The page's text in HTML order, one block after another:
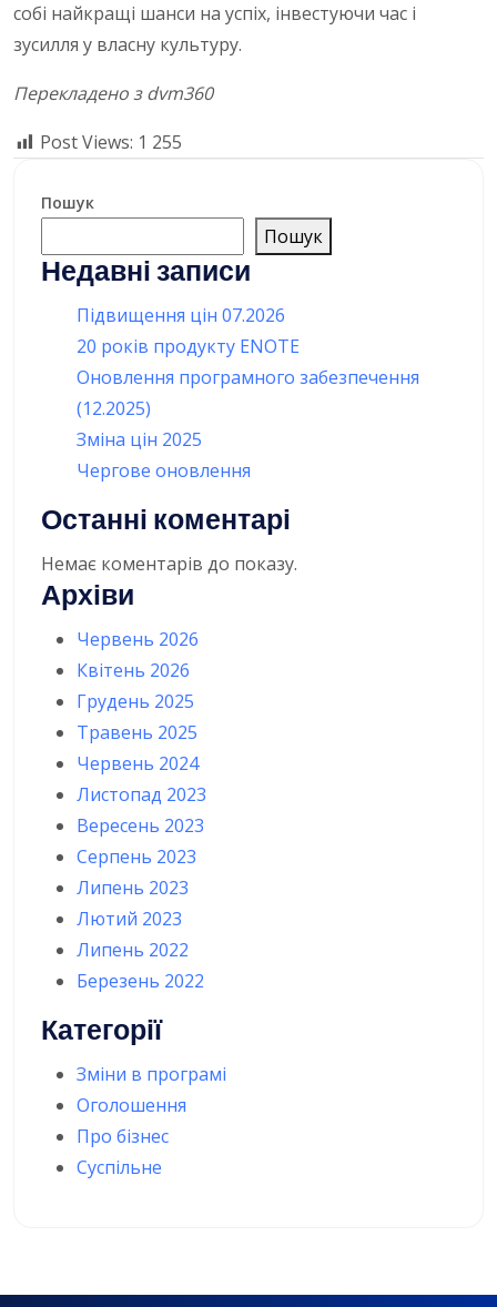
собі найкращі шанси на успіх, інвестуючи час і
зусилля у власну культуру.
Перекладено з dvm360
Post Views: 1 255
Пошук
Пошук
Недавні записи
Підвищення цін 07.2026
20 років продукту ENOTE
Оновлення програмного забезпечення
(12.2025)
Зміна цін 2025
Чергове оновлення
Останні коментарі
Немає коментарів до показу.
Архіви
Червень 2026
Квітень 2026
Грудень 2025
Травень 2025
Червень 2024
Листопад 2023
Вересень 2023
Серпень 2023
Липень 2023
Лютий 2023
Липень 2022
Березень 2022
Категорії
Зміни в програмі
Оголошення
Про бізнес
Суспільне